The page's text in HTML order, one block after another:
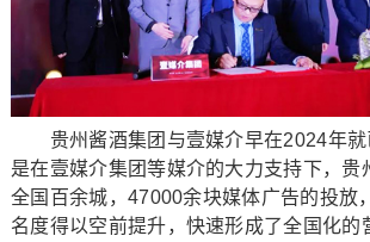
贵州酱酒集团与壹媒介早在2024年就
是在壹媒介集团等媒介的大力支持下，贵
全国百余城，47000余块媒体广告的投放
名度得以空前提升，快速形成了全国化的